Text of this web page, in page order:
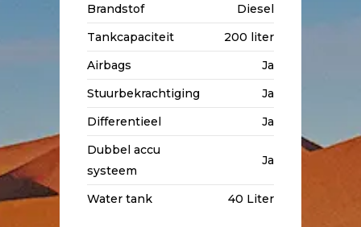
Brandstof
Diesel
Tankcapaciteit
200 liter
Airbags
Ja
Stuurbekrachtiging
Ja
Differentieel
Ja
Dubbel accu
systeem
Ja
Water tank 40 Liter